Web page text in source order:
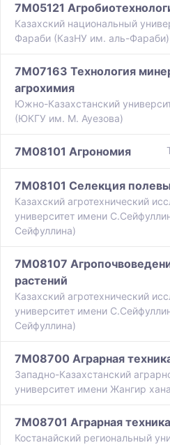
7M05121
Казахский национальный
Фараби (КазНУ им. аль-Фараби)
7M07163 Технология
агрохимия
Южно-Казахстанский
(ЮКГУ им. М. Ауезова)
7M08101 Агрономия
7M08101 Селекция
Казахский агротехнический
университет имени
Сейфуллина)
7M08107
растений
Казахский агротехнический
университет имени
Сейфуллина)
7M08700 Аграрная
Западно-Казахстанский
университет имени Жангир
7M08701 Аграрная
Костанайский региональный